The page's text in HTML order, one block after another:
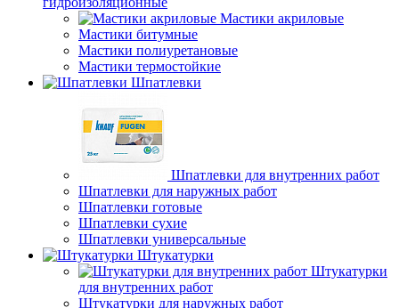
Мастики акриловые
Мастики битумные
Мастики полиуретановые
Мастики термостойкие
Шпатлевки
Шпатлевки для внутренних работ
Шпатлевки для наружных работ
Шпатлевки готовые
Шпатлевки сухие
Шпатлевки универсальные
Штукатурки
Штукатурки
для внутренних работ
Штукатурки для наружных работ